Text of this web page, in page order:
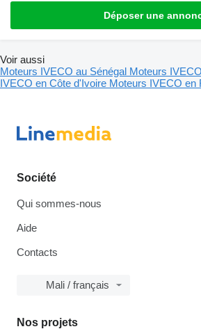
Déposer une
Voir aussi
Moteurs IVECO au Sénégal Moteurs
IVECO en Côte d'Ivoire Moteurs IVECO en
Société
Qui sommes-nous
Aide
Contacts
Mali / français
Nos projets